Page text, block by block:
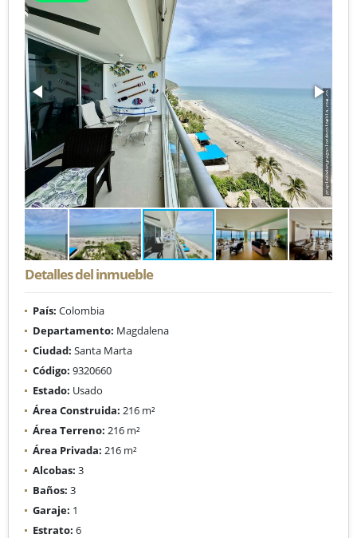
Detalles del inmueble
País: Colombia
Departamento: Magdalena
Ciudad: Santa Marta
Código: 9320660
Estado: Usado
Área Construida: 216 m²
Área Terreno: 216 m²
Área Privada: 216 m²
Alcobas: 3
Baños: 3
Garaje: 1
Estrato: 6